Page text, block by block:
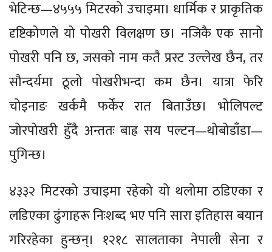
भेटिन्छ—४५५५ मिटरको उचाइमा। धार्मिक र प्राकृतिक
दृष्टिकोणले यो पोखरी विलक्षण छ। नजिकै एक सानो
पोखरी पनि छ, जसको नाम कतै प्रस्ट उल्लेख छैन, तर
सौन्दर्यमा ठूलो पोखरीभन्दा कम छैन। यात्रा फेरि
चोइनाङ खर्कमै फर्केर रात बिताउँछ। भोलिपल्ट
जोरपोखरी हुँदै अन्ततः बाह्र सय पल्टन—थोबोडाँडा—
पुगिन्छ।
४३३२ मिटरको उचाइमा रहेको यो थलोमा ठडिएका र
लडिएका ढुंगाहरू निःशब्द भए पनि सारा इतिहास बयान
गरिरहेका हुन्छन्। १२१८ सालताका नेपाली सेना र